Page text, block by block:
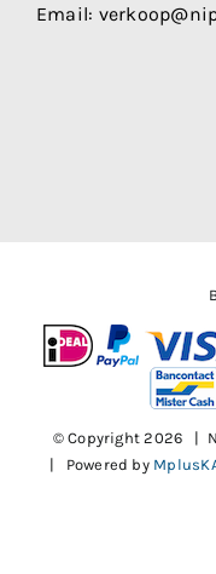
Email:
© Copyright2026 |
| Powered by